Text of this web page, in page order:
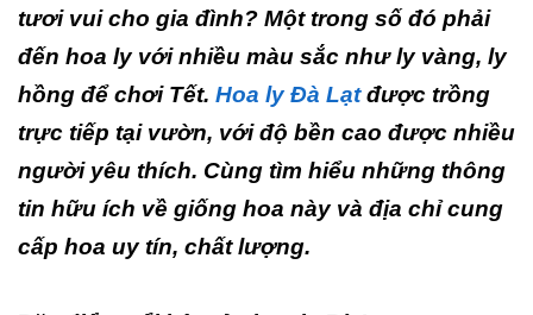
tươi vui cho gia đình? Một trong số đó phải
đến hoa ly với nhiều màu sắc như ly vàng, ly
hồng để chơi Tết. Hoa ly Đà Lạtđược trồng
trực tiếp tại vườn, với độ bền cao được nhiều
người yêu thích. Cùng tìm hiểu những thông
tin hữu ích về giống hoa này và địa chỉ cung
cấp hoa uy tín, chất lượng.